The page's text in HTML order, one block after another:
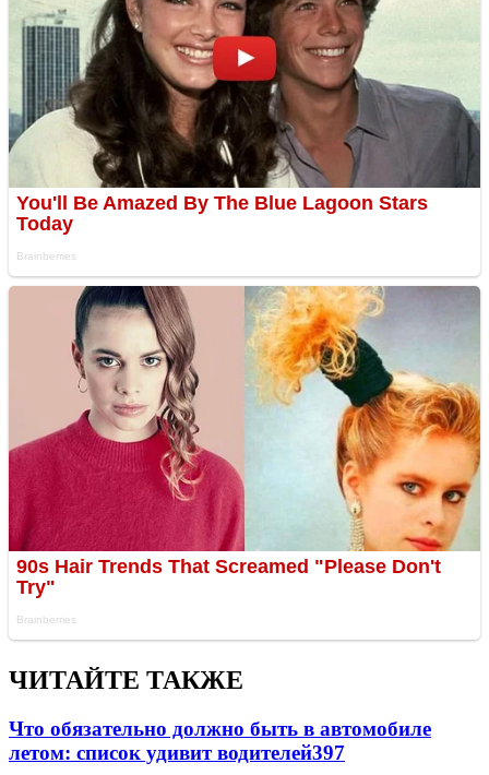
ЧИТАЙТЕ ТАКЖЕ
Что обязательно должно быть в автомобиле
летом: список удивит водителей397